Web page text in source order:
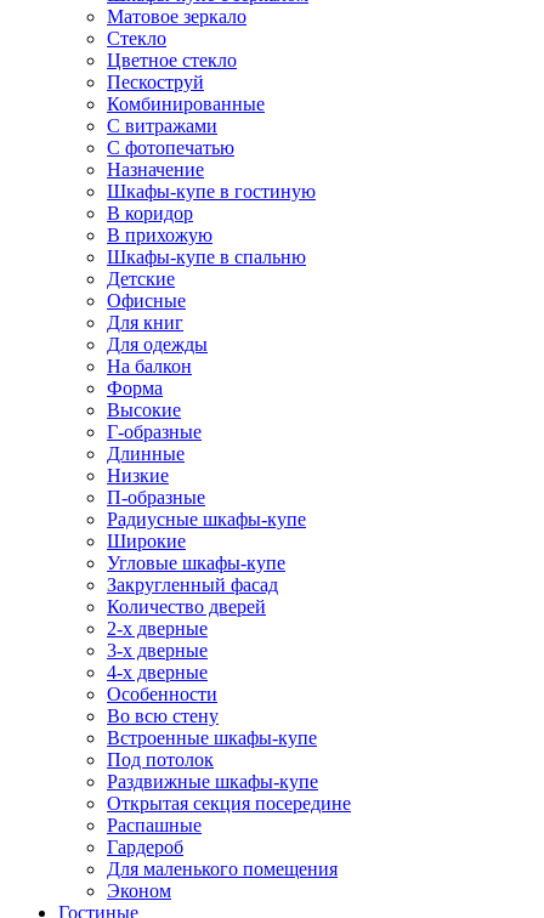
Матовое зеркало
Стекло
Цветное стекло
Пескоструй
Комбинированные
С витражами
С фотопечатью
Назначение
Шкафы-купе в гостиную
В коридор
В прихожую
Шкафы-купе в спальню
Детские
Офисные
Для книг
Для одежды
На балкон
Форма
Высокие
Г-образные
Длинные
Низкие
П-образные
Радиусные шкафы-купе
Широкие
Угловые шкафы-купе
Закругленный фасад
Количество дверей
2-х дверные
3-х дверные
4-х дверные
Особенности
Во всю стену
Встроенные шкафы-купе
Под потолок
Раздвижные шкафы-купе
Открытая секция посередине
Распашные
Гардероб
Для маленького помещения
Эконом
Гостиные